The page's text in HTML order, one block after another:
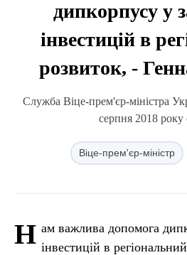
дипкорпусу у
інвестицій в
розвиток, -
Служба Віце-прем'єр-міністра
серпня 2018 року
Віце-прем'єр-міністр
Н ам важлива допомога
інвестицій в